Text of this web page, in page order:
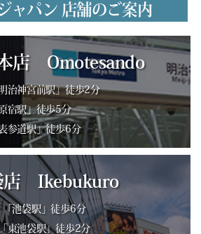
ャパン 店舗のご案内
店 Omotesando
明治神宮前駅」徒歩2分
原宿駅」徒歩5分
表参道駅」徒歩6分
店 Ikebukuro
「池袋駅」徒歩6分
東池袋駅」徒歩2分